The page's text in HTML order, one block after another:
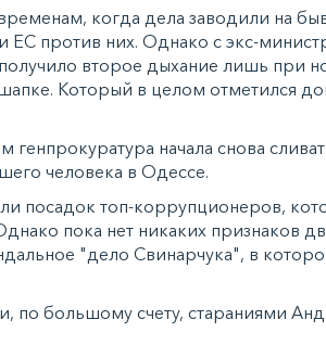
когда дела заводили на
ЕС против них. Однако с экс-
второе дыхание лишь при
Который в целом отметился
начала снова
человека в Одессе.
посадок топ-коррупционеров,
пока нет никаких признаков
"дело Свинарчука", в
по большому счету, стараниями